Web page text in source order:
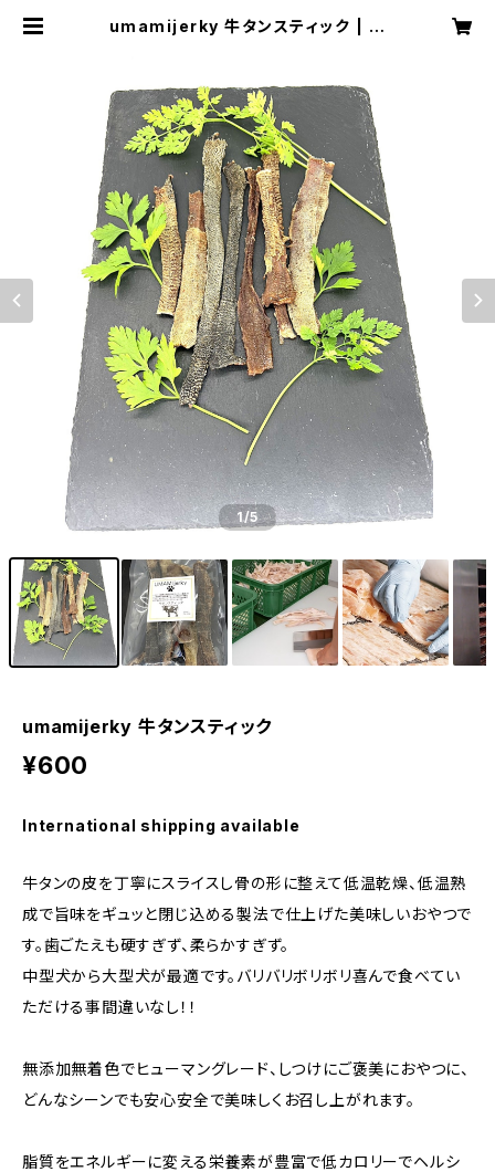
umamijerky 牛タンスティック | aj
1/5
umamijerky 牛タンスティック
¥600
International shipping available
牛タンの皮を丁寧にスライスし骨の形に整えて低温乾燥、低温熟
成で旨味をギュッと閉じ込める製法で仕上げた美味しいおやつで
す。歯ごたえも硬すぎず、柔らかすぎず。
中型犬から大型犬が最適です。バリバリボリボリ喜んで食べてい
ただける事間違いなし！！
無添加無着色でヒューマングレード、しつけにご褒美におやつに、
どんなシーンでも安心安全で美味しくお召し上がれます。
脂質をエネルギーに変える栄養素が豊富で低カロリーでヘルシ